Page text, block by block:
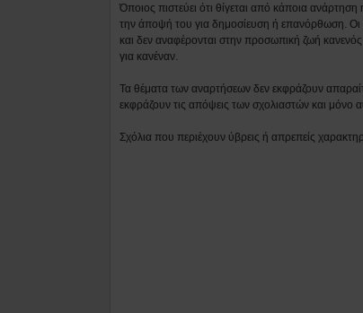
Όποιος πιστεύει ότι θίγεται από κάποια
την άποψή του για δημοσίευση ή επανόρθωση. Οι
και δεν αναφέρονται στην προσωπική ζωή
για κανέναν.
Τα θέματα των αναρτήσεων δεν εκφράζουν
εκφράζουν τις απόψεις των σχολιαστών και μόνο
Σχόλια που περιέχουν ύβρεις ή απρεπείς